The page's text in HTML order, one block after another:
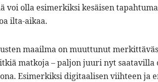
voi olla esimerkiksi kesäisen
ilta-aikaa.
maailma on muuttunut
matkoja – paljon juuri nyt
Esimerkiksi digitaalisen viihteen ja